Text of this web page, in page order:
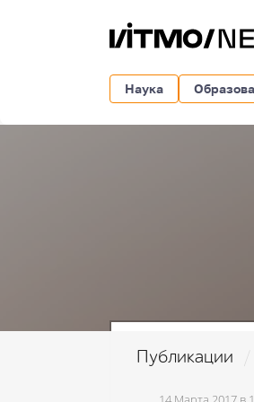
Наука
Публикации